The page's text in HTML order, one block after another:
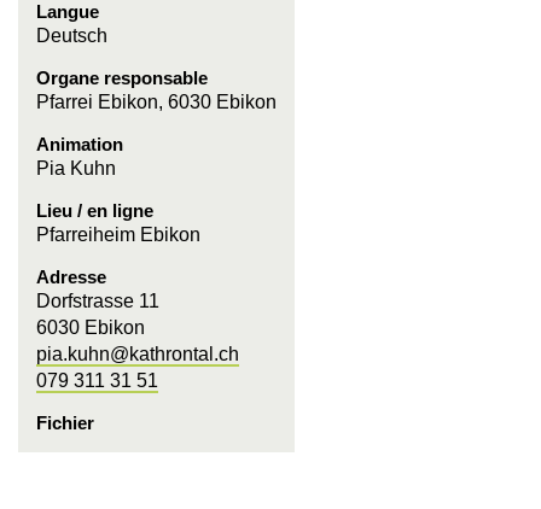
Langue
Deutsch
Organe responsable
Pfarrei Ebikon, 6030 Ebikon
Animation
Pia Kuhn
Lieu / en ligne
Pfarreiheim Ebikon
Adresse
Dorfstrasse 11
6030 Ebikon
pia.kuhn@kathrontal.ch
079 311 31 51
Fichier